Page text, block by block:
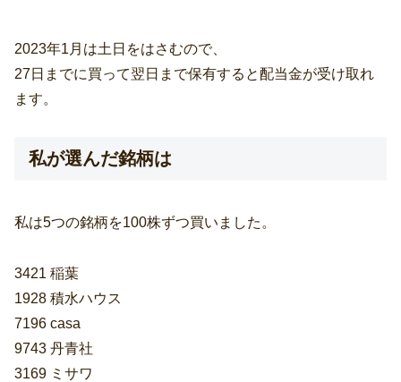
2023年1月は土日をはさむので、
27日までに買って翌日まで保有すると配当金が受け取れ
ます。
私が選んだ銘柄は
私は5つの銘柄を100株ずつ買いました。
3421 稲葉
1928 積水ハウス
7196 casa
9743 丹青社
3169 ミサワ